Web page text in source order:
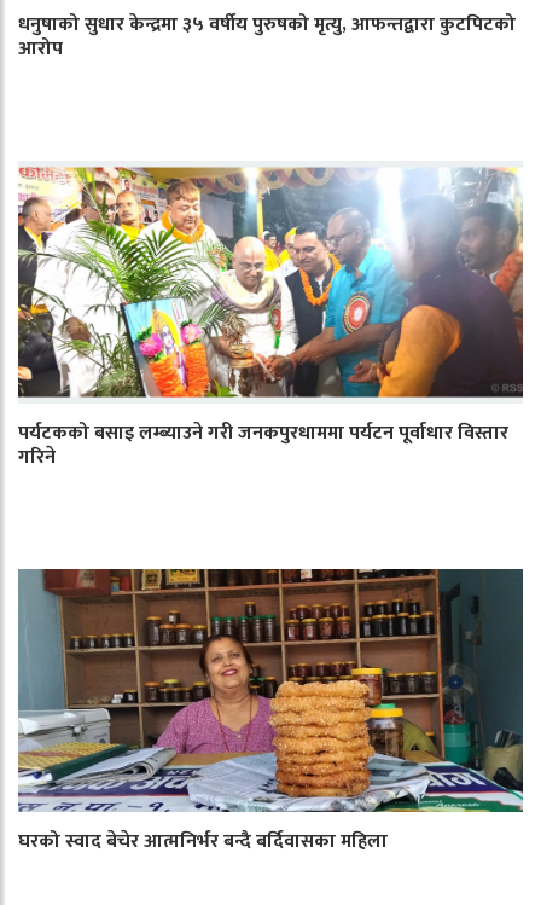
धनुषाको सुधार केन्द्रमा ३५ वर्षीय पुरुषको मृत्यु, आफन्तद्वारा कुटपिटको
आरोप
पर्यटकको बसाइ लम्ब्याउने गरी जनकपुरधाममा पर्यटन पूर्वाधार विस्तार
गरिने
घरको स्वाद बेचेर आत्मनिर्भर बन्दै बर्दिवासका महिला